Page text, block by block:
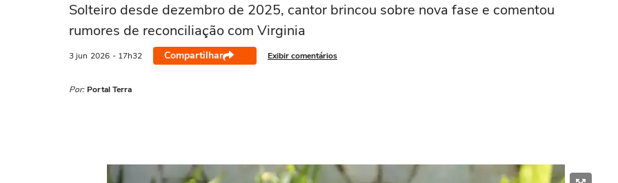
Solteiro desde dezembro de 2025, cantor brincou sobre nova fase e comentou
rumores de reconciliação com Virginia
3 jun 2026 - 17h32 Compartilhar Exibir comentários
Por: Portal Terra